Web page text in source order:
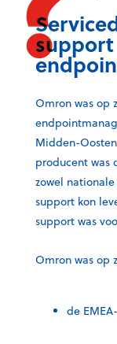
Omron was op
Midden-
producent was
zowel
support kon
support was
Omron was op
de